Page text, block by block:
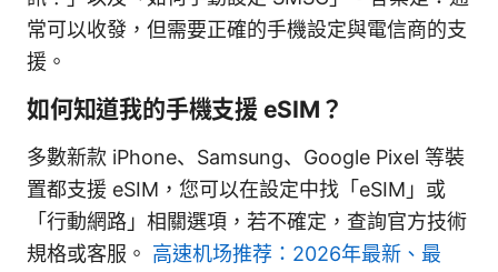
常可以收發，但需要正確的手機設定與電信商的支
援。
如何知道我的手機支援 eSIM？
多數新款 iPhone、Samsung、Google Pixel 等裝
置都支援 eSIM，您可以在設定中找「eSIM」或
「行動網路」相關選項，若不確定，查詢官方技術
規格或客服。 高速机场推荐：2026年最新、最